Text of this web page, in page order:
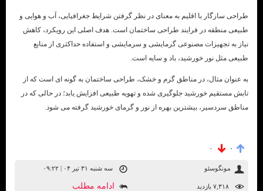
طراحی سازگار با اقلیم به معنای در نظر گرفتن شرایط جغرافیایی، آب و هوایی و
طبیعی منطقه در فرایند طراحی ساختمان است. هدف اصلی این رویکرد، کاهش
نیاز به تجهیزات مصنوعی گرمایشی و سرمایشی و استفاده حداکثری از منابع
طبیعی مثل نور خورشید، باد و سایه است.
به عنوان مثال، در مناطق گرم و خشک، طراحی ساختمان به گونه ای است که از
تابش مستقیم خورشید جلوگیری شده و تهویه طبیعی افزایش یابد؛ در حالی که در
مناطق سردسیر، بیشترین بهره از نور و گرمای خورشید گرفته می شود.
۰ ۰
مونگوسئو سه شنبه ۳۱ تیر ۰۴ | ۰۹:۲۲
ادامه مطلب